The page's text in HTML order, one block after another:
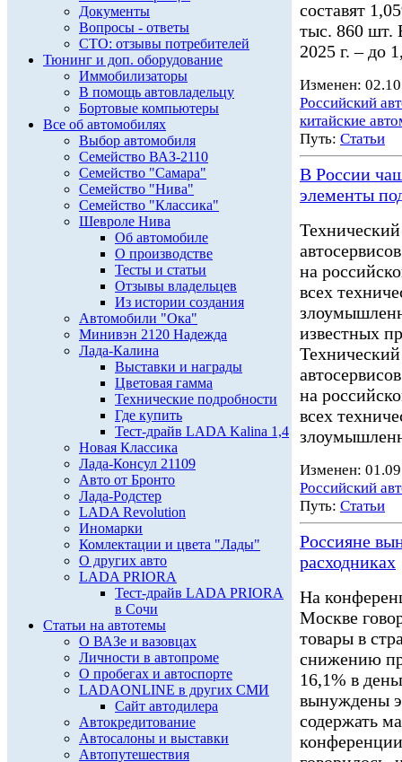
Документы
Вопросы - ответы
СТО: отзывы потребителей
Тюнинг и доп. оборудование
Иммобилизаторы
В помощь автовладельцу
Бортовые компьютеры
Все об автомобилях
Выбор автомобиля
Семейство ВАЗ-2110
Семейство "Самара"
Семейство "Нива"
Семейство "Классика"
Шевроле Нива
Об автомобиле
О производстве
Тесты и статьи
Отзывы владельцев
Из истории создания
Автомобили "Ока"
Минивэн 2120 Надежда
Лада-Калина
Выставки и награды
Цветовая гамма
Технические подробности
Где купить
Тест-драйв LADA Kalina 1,4
Новая Классика
Лада-Консул 21109
Авто от Бронто
Лада-Родстер
LADA Revolution
Иномарки
Комлектации и цвета "Лады"
О других авто
LADA PRIORA
Тест-драйв LADA PRIORA
в Сочи
Статьи на автотемы
О ВАЗе и вазовцах
Личности в автопроме
О пробегах и автоспорте
LADAONLINE в других СМИ
Сайт автодилера
Автокредитование
Автосалоны и выставки
Автопутешествия
составят
тыс. 860 шт.
2025 г. – до
Изменен:
Российский
китайские
Путь: Статьи
В России
элементы
на
всех
известных
на
всех
Изменен:
Российский
Путь: Статьи
Россияне
расходниках
На
Москве
товары в
снижению
16,1% в
вынуждены
содержать